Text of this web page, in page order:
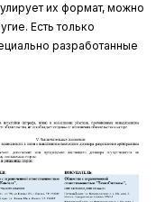
их формат, можно
Есть только
разработанные